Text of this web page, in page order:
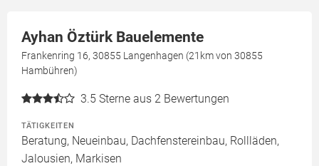
Ayhan Öztürk Bauelemente
Frankenring 16, 30855 Langenhagen (21km von 30855
Hambühren)
3.5 Sterne aus 2 Bewertungen
TÄTIGKEITEN
Beratung, Neueinbau, Dachfenstereinbau, Rollläden,
Jalousien, Markisen